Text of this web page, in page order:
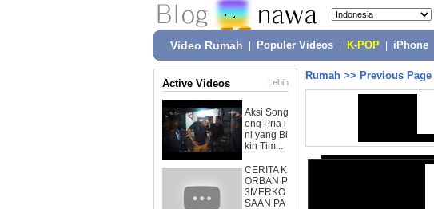
Video Rumah Populer Videos K-POP iPhone
Active Videos Lebih
Aksi Song
ong Pria i
ni yang Bi
kin Tim...
CERITA K
ORBAN P
3MERKO
SAAN PA
Rumah >> Previous Page